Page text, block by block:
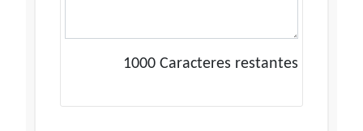
1000 Caracteres restantes